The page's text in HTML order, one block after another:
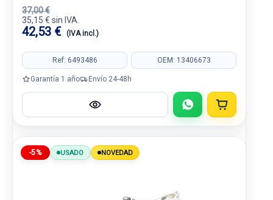
37,00 €
35,15 € sin IVA.
42,53 € (IVA incl.)
Ref: 6493486 OEM: 13406673
Garantía 1 año Envío 24-48h
-5% USADO NOVEDAD